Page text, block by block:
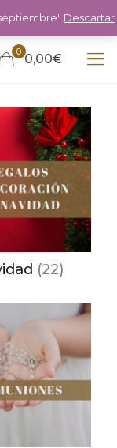
0 0,00€
(22)
Descartar